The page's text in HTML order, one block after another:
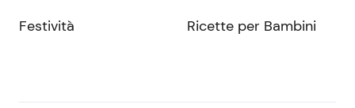
Festività Ricette per Bambini